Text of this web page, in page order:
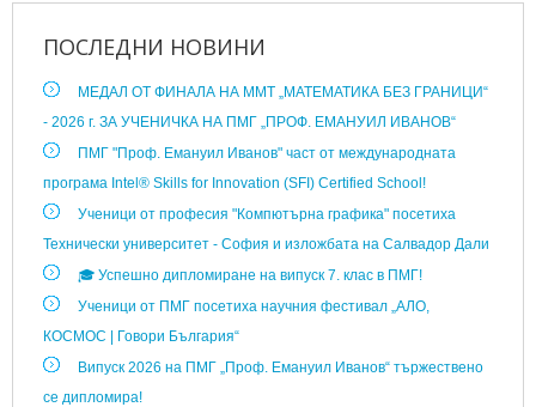
ПОСЛЕДНИ НОВИНИ
МЕДАЛ ОТ ФИНАЛА НА ММТ „МАТЕМАТИКА БЕЗ ГРАНИЦИ“
- 2026 г. ЗА УЧЕНИЧКА НА ПМГ „ПРОФ. ЕМАНУИЛ ИВАНОВ“
ПМГ "Проф. Емануил Иванов" част от международната
програма Intel® Skills for Innovation (SFI) Certified School!
Ученици от професия "Компютърна графика" посетиха
Технически университет - София и изложбата на Салвадор Дали
🎓 Успешно дипломиране на випуск 7. клас в ПМГ!
Ученици от ПМГ посетиха научния фестивал „АЛО,
КОСМОС | Говори България“
Випуск 2026 на ПМГ „Проф. Емануил Иванов“ тържествено
се дипломира!